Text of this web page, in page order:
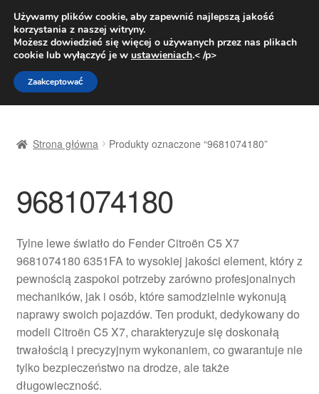
DOSTAWA od 31 zł
Pn.-pt. 9:00-16:00800 003 167
Przejdź
do
nawigacji
Przejdź
do
treści
Dostawa
Dostawa na cały świat
Moje konto
O nas
Płatności
Polityka prywatności
Strona główna Produkty oznaczone “9681074180”
9681074180
Tylne lewe światło do Fender Citroën C5 X7
9681074180 6351FA to wysokiej jakości element, który z
pewnością zaspokoi potrzeby zarówno profesjonalnych
mechaników, jak i osób, które samodzielnie wykonują
naprawy swoich pojazdów. Ten produkt, dedykowany do
modeli Citroën C5 X7, charakteryzuje się doskonałą
trwałością i precyzyjnym wykonaniem, co gwarantuje nie
tylko bezpieczeństwo na drodze, ale także
długowieczność.
Używamy plików cookie, aby zapewnić najlepszą jakość
korzystania z naszej witryny.
Możesz dowiedzieć się więcej o używanych przez nas plikach
cookie lub wyłączyć je w ustawieniach.< /p>
Zaakceptować